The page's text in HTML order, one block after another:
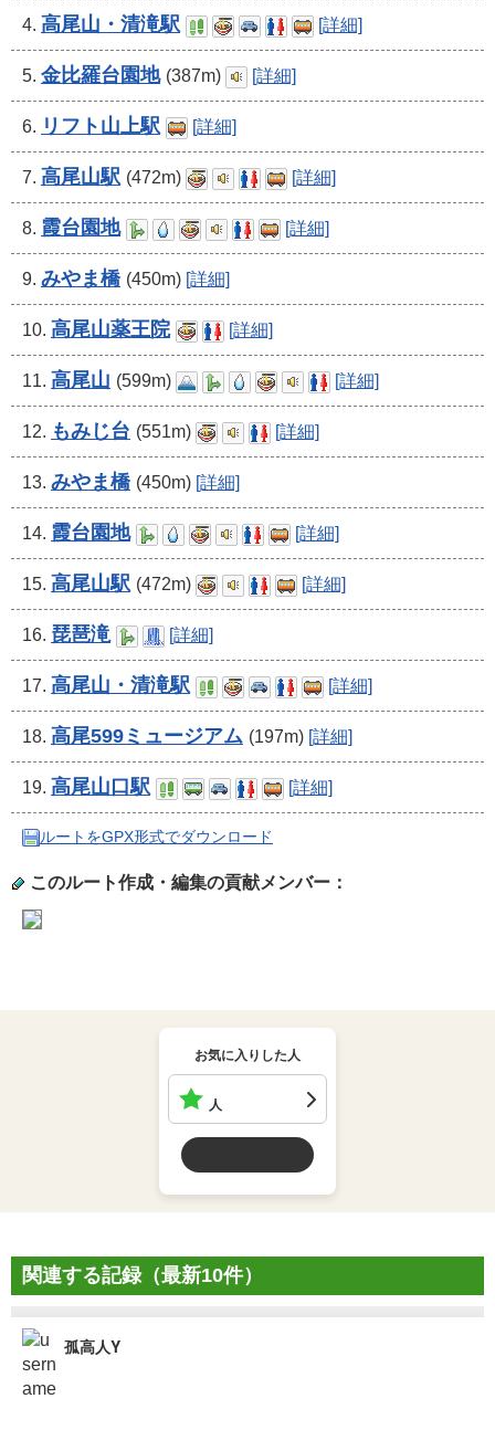
4. 高尾山・清滝駅 [詳細]
5. 金比羅台園地 (387m) [詳細]
6. リフト山上駅 [詳細]
7. 高尾山駅 (472m) [詳細]
8. 霞台園地 [詳細]
9. みやま橋 (450m) [詳細]
10. 高尾山薬王院 [詳細]
11. 高尾山 (599m) [詳細]
12. もみじ台 (551m) [詳細]
13. みやま橋 (450m) [詳細]
14. 霞台園地 [詳細]
15. 高尾山駅 (472m) [詳細]
16. 琵琶滝 [詳細]
17. 高尾山・清滝駅 [詳細]
18. 高尾599ミュージアム (197m) [詳細]
19. 高尾山口駅 [詳細]
ルートをGPX形式でダウンロード
このルート作成・編集の貢献メンバー：
お気に入りした人
人
関連する記録（最新10件）
孤高人Y